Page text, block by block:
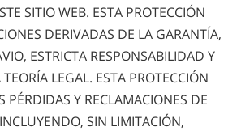
SITIO WEB. ESTA PROTECCIÓN
DERIVADAS DE LA GARANTÍA,
ESTRICTA RESPONSABILIDAD Y
LEGAL. ESTA PROTECCIÓN
PÉRDIDAS Y RECLAMACIONES DE
SIN LIMITACIÓN,